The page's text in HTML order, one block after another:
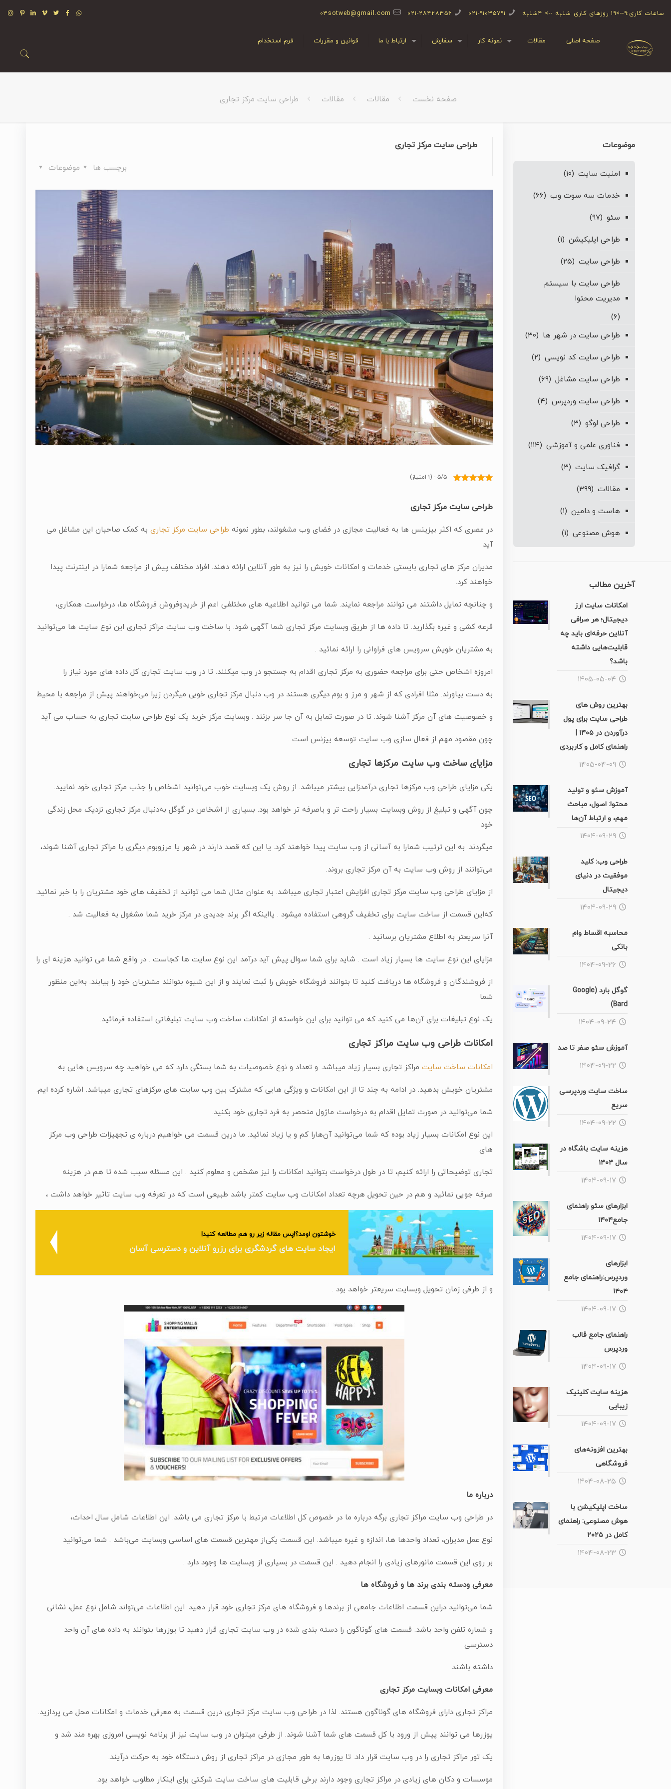
ساعات کاری:۹-->۱۹ روزهای کاری شنبه --> ۴شنبه ۰۲۱-۹۱۰۳۵۷۹۱ ۰۲۱-۲۸۴۲۸۳۵۶ 03sotweb@gmail.com
صفحه اصلی مقالات نمونه کار سفارش ارتباط با ما قوانین و مقررات فرم استخدام
صفحه نخست مقالات مقالات طراحی سایت مرکز تجاری
طراحی سایت مرکز تجاری
موضوعات برچسب ها
۵/۵ - (۱ امتیاز)
طراحی سایت مرکز تجاری
در عصری که اکثر بیزینس ها به فعالیت مجازی در فضای وب مشغولند، بطور نمونه طراحی سایت مرکز تجاریبه کمک صاحبان این مشاغل می
آید
مدیران مرکز های تجاری بایستی خدمات و امکانات خویش را نیز به طور آنلاین ارائه دهند. افراد مختلف پیش از مراجعه شمارا در اینترنت پیدا
خواهند کرد.
و چنانچه تمایل داشتند می توانند مراجعه نمایند. شما می توانید اطلاعیه های مختلفی اعم از خریدوفروش فروشگاه ها، درخواست همکاری،
قرعه کشی و غیره بگذارید. تا داده ها از طریق وبسایت مرکز تجاری شما آگهی شود. با ساخت وب سایت مراکز تجاری این نوع سایت ها می‌توانید
به مشتریان خویش سرویس های فراوانی را ارائه نمائید .
امروزه اشخاص حتی برای مراجعه حضوری به مرکز تجاری اقدام به جستجو در وب میکنند. تا در وب سایت تجاری کل داده های مورد نیاز را
به دست بیاورند. مثلا افرادی که از شهر و مرز و بوم دیگری هستند در وب دنبال مرکز تجاری خوبی میگردن زیرا می‌خواهند پیش از مراجعه با محیط
و خصوصیت های آن مرکز آشنا شوند. تا در صورت تمایل به آن جا سر بزنند . وبسایت مرکز خرید یک نوع طراحی سایت تجاری به حساب می آید
چون مقصود مهم از فعال سازی وب سایت توسعه بیزنس است .
مزایای ساخت وب سایت مرکزها تجاری
یکی مزایای طراحی وب مرکزها تجاری درآمدزایی بیشتر میباشد. از روش یک وبسایت خوب می‌توانید اشخاص را جذب مرکز تجاری خود نمایید.
چون آگهی و تبلیغ از روش وبسایت بسیار راحت تر و باصرفه تر خواهد بود. بسیاری از اشخاص در گوگل به‌دنبال مرکز تجاری نزدیک محل زندگی
خود
میگردند. به این ترتیب شما‌را به آسانی از وب سایت پیدا خواهند کرد. یا این که قصد دارند در شهر یا مرزوبوم دیگری با مراکز تجاری آشنا شوند،
می‌توانند از روش وب سایت به آن مرکز تجاری بروند.
از مزایای طراحی وب سایت مرکز تجاری افزایش اعتبار تجاری میباشد. به عنوان مثال شما می توانید از تخفیف های خود مشتریان را با خبر نمائید.
که‌این قسمت از ساخت سایت برای تخفیف گروهی استفاده میشود . یااینکه اگر برند جدیدی در مرکز خرید شما مشغول به فعالیت شد .
آنرا سریعتر به اطلاع مشتریان برسانید .
مزایای این نوع سایت ها بسیار زیاد است . شاید برای شما سوال پیش آید درآمد این نوع سایت ها کجاست . در واقع شما می توانید هزینه ای را
از فروشندگان و فروشگاه ها دریافت کنید تا بتوانند فروشگاه خویش را ثبت نمایند و از این شیوه بتوانند مشتریان خود را بیابند. به‌این منظور
شما
یک نوع تبلیغات برای آن‌ها می کنید که می توانید برای این خواسته از امکانات ساخت وب سایت تبلیغاتی استفاده فرمائید.
امکانات طراحی وب سایت مراکز تجاری
امکانات ساخت سایتمراکز تجاری بسیار زیاد میباشد. و تعداد و نوع خصوصیات به شما بستگی دارد که می خواهید چه سرویس هایی به
مشتریان خویش بدهید. در ادامه به چند تا از این امکانات و ویژگی هایی که مشترک بین وب سایت های مرکزهای تجاری میباشد. اشاره کرده ایم.
شما می‌توانید در صورت تمایل اقدام به درخواست ماژول منحصر به فرد تجاری خود بکنید.
این نوع امکانات بسیار زیاد بوده که شما می‌توانید آن‌ها‌را کم و یا زیاد نمائید. ما درین قسمت می خواهیم درباره ی تجهیزات طراحی وب مرکز
های
تجاری توضیحاتی را ارائه کنیم، تا در طول درخواست بتوانید امکانات را نیز مشخص و معلوم کنید . این مسئله سبب شده تا هم در هزینه
صرفه جویی نمائید و هم در حین تحویل هرچه تعداد امکانات وب سایت کمتر باشد طبیعی است که در تعرفه وب سایت تاثیر خواهد داشت ،
خوشتون اومد؟!پس مقاله زیر رو هم مطالعه کنید!
ایجاد سایت های گردشگری برای رزرو آنلاین و دسترسی آسان
و از طرفی زمان تحویل وبسایت سریعتر خواهد بود .
درباره ما
در طراحی وب سایت مراکز تجاری برگه درباره ما در خصوص کل اطلاعات مرتبط با مرکز تجاری می باشد. این اطلاعات شامل سال احداث،
نوع عمل مدیران، تعداد واحدها ها، اندازه و غیره میباشد. این قسمت یکی‌از مهترین قسمت های اساسی وبسایت می‌باشد . شما می‌توانید
بر روی این قسمت مانورهای زیادی را انجام دهید . این قسمت در بسیاری از وبسایت ها وجود دارد .
معرفی ودسته بندی برند ها و فروشگاه ها
شما می‌توانید در‌این قسمت اطلاعات جامعی از برندها و فروشگاه های مرکز تجاری خود قرار دهید. این اطلاعات می‌تواند شامل نوع عمل، نشانی
و شماره تلفن واحد باشد. قسمت های گوناگون را دسته بندی شده در وب سایت تجاری قرار دهید تا یوزرها بتوانند به داده های آن واحد
دسترسی
داشته باشند.
معرفی امکانات وبسایت مرکز تجاری
مراکز تجاری دارای فروشگاه های گوناگون هستند. لذا در طراحی وب سایت مرکز تجاری درین قسمت به معرفی خدمات و امکانات محل می پردازید.
یوزرها می توانند پیش از ورود با کل قسمت های شما آشنا شوند. از طرفی میتوان در وب سایت نیز از برنامه نویسی امروزی بهره مند شد و
یک تور مراکز تجاری را در وب سایت قرار داد. تا یوزرها به طور مجازی در مراکز تجاری از روش دستگاه خود به حرکت درآیند.
موسسات و دکان های زیادی در مراکز تجاری وجود دارند برخی قابلیت های ساخت سایت شرکتی برای اینکار مطلوب خواهد بود.
موضوعات
امنیت سایت (۱۰)
خدمات سه سوت وب (۶۶)
سئو (۹۷)
طراحی اپلیکیشن (۱)
طراحی سایت (۲۵)
طراحی سایت با سیستم
مدیریت محتوا
(۶)
طراحی سایت در شهر ها (۳۰)
طراحی سایت کد نویسی (۲)
طراحی سایت مشاغل (۶۹)
طراحی سایت وردپرس (۴)
طراحی لوگو (۳)
فناوری علمی و آموزشی (۱۱۴)
گرافیک سایت (۳)
مقالات (۳۹۹)
هاست و دامین (۱)
هوش مصنوعی (۱)
آخرین مطالب
امکانات سایت ارز
دیجیتال؛ هر صرافی
آنلاین حرفه‌ای باید چه
قابلیت‌هایی داشته
باشد؟
۱۴۰۵-۰۵-۰۴
بهترین روش های
طراحی سایت برای پول
درآوردن در ۱۴۰۵ |
راهنمای کامل و کاربردی
۱۴۰۵-۰۴-۰۹
آموزش سئو و تولید
محتوا: اصول، مباحث
مهم، و ارتباط آن‌ها
۱۴۰۴-۰۹-۲۹
طراحی وب: کلید
موفقیت در دنیای
دیجیتال
۱۴۰۴-۰۹-۲۹
محاسبه اقساط وام
بانکی
۱۴۰۴-۰۹-۲۶
گوگل بارد (Google
Bard)
۱۴۰۴-۰۹-۲۴
آموزش سئو صفر تا صد
۱۴۰۴-۰۹-۲۲
ساخت سایت وردپرسی
سریع
۱۴۰۴-۰۹-۲۲
هزینه سایت باشگاه در
سال ۱۴۰۴
۱۴۰۴-۰۹-۱۷
ابزارهای سئو راهنمای
جامع۱۴۰۴
۱۴۰۴-۰۹-۱۷
ابزارهای
وردپرس:راهنمای جامع
۱۴۰۴
۱۴۰۴-۰۹-۱۷
راهنمای جامع قالب
وردپرس
۱۴۰۴-۰۹-۱۷
هزینه سایت کلینیک
زیبایی
۱۴۰۴-۰۹-۱۷
بهترین افزونه‌های
فروشگاهی
۱۴۰۴-۰۸-۲۵
ساخت اپلیکیشن با
هوش مصنوعی: راهنمای
کامل در ۲۰۲۵
۱۴۰۴-۰۸-۲۳